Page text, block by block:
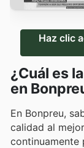
Haz clic
¿Cuál es
en
En Bonpreu,
calidad al
continuamente